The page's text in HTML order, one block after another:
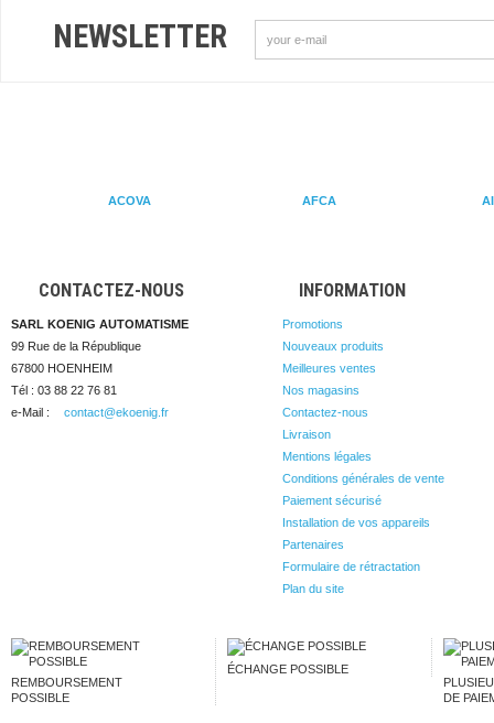
NEWSLETTER
ACOVA AFCA
CONTACTEZ-NOUS
SARL KOENIG AUTOMATISME
99 Rue de la République
67800 HOENHEIM
Tél : 03 88 22 76 81
e-Mail :
contact@ekoenig.fr
INFORMATION
Promotions
Nouveaux produits
Meilleures ventes
Nos magasins
Contactez-nous
Livraison
Mentions légales
Conditions générales de vente
Paiement sécurisé
Installation de vos appareils
Partenaires
Formulaire de rétractation
Plan du site
REMBOURSEMENT
POSSIBLE
ÉCHANGE POSSIBLE
DE